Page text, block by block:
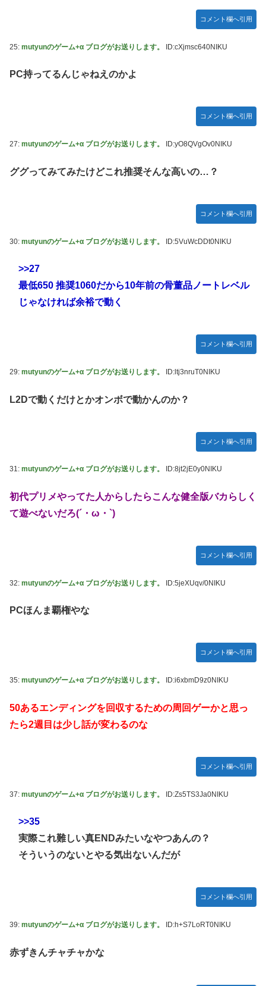
コメント欄へ引用
25: mutyunのゲーム+α ブログがお送りします。 ID:cXjmsc640NIKU
PC持ってるんじゃねえのかよ
コメント欄へ引用
27: mutyunのゲーム+α ブログがお送りします。 ID:yO8QVgOv0NIKU
ググってみてみたけどこれ推奨そんな高いの…？
コメント欄へ引用
30: mutyunのゲーム+α ブログがお送りします。 ID:5VuWcDDt0NIKU
>>27
最低650 推奨1060だから10年前の骨董品ノートレベル
じゃなければ余裕で動く
コメント欄へ引用
29: mutyunのゲーム+α ブログがお送りします。 ID:ltj3nruT0NIKU
L2Dで動くだけとかオンボで動かんのか？
コメント欄へ引用
31: mutyunのゲーム+α ブログがお送りします。 ID:8jt2jE0y0NIKU
初代プリメやってた人からしたらこんな健全版バカらしく
て遊べないだろ(´・ω・`)
コメント欄へ引用
32: mutyunのゲーム+α ブログがお送りします。 ID:5jeXUqv/0NIKU
PCほんま覇権やな
コメント欄へ引用
35: mutyunのゲーム+α ブログがお送りします。 ID:i6xbmD9z0NIKU
50あるエンディングを回収するための周回ゲーかと思っ
たら2週目は少し話が変わるのな
コメント欄へ引用
37: mutyunのゲーム+α ブログがお送りします。 ID:Zs5TS3Ja0NIKU
>>35
実際これ難しい真ENDみたいなやつあんの？
そういうのないとやる気出ないんだが
コメント欄へ引用
39: mutyunのゲーム+α ブログがお送りします。 ID:h+S7LoRT0NIKU
赤ずきんチャチャかな